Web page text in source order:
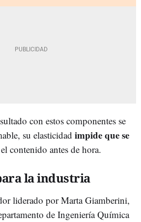
con estos componentes se
su elasticidad impide que se
contenido antes de hora.
la industria
liderado por Marta Giamberini,
de Ingeniería Química